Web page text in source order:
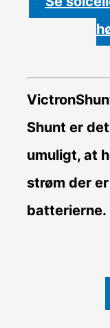
Shunt er
umuligt, at
strøm der
batterierne.